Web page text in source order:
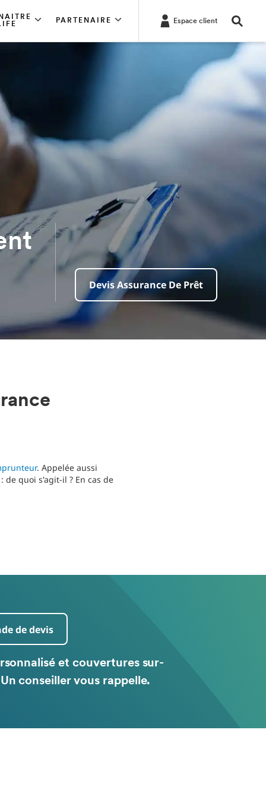
PARTENAIRE Espace client
Devis Assurance De Prêt
. Appelée aussi
quoi s'agit-il ? En cas de
de devis
et couvertures sur-
conseiller vous rappelle.